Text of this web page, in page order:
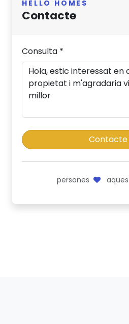
HELLO HOMES
Contacte
Consulta *
Contacte
persones